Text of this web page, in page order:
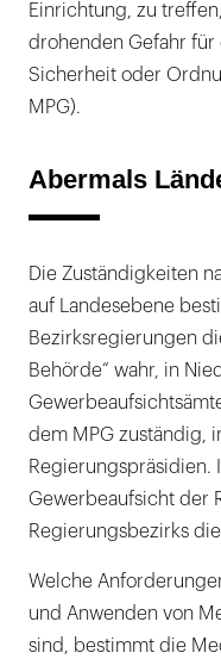
Einrichtung, zu
drohenden Gefahr für
Sicherheit oder
MPG).
Abermals
Die Zuständigkeiten
auf Landesebene
Bezirksregierungen
Behörde“ wahr, in
dem MPG zuständig,
Regierungspräsidien.
Gewerbeaufsicht der
Regierungsbezirks
Welche
und Anwenden von
sind, bestimmt die